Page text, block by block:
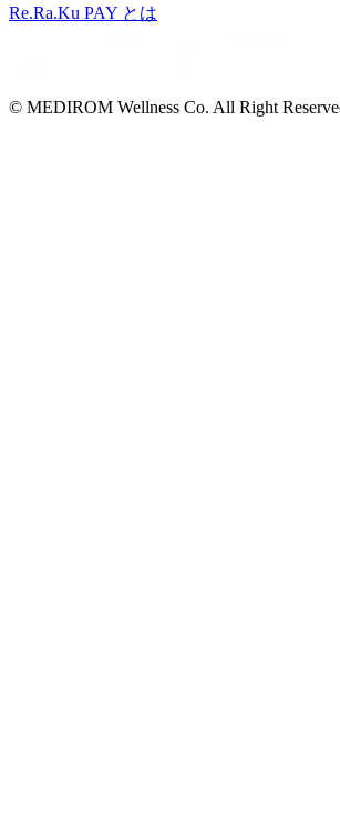
Re.Ra.Ku PAY とは
© MEDIROM Wellness Co. All Right